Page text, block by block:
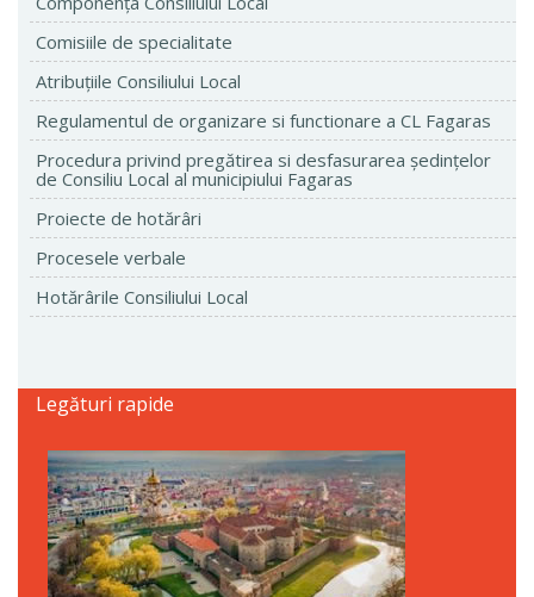
Comisiile de specialitate
Atribuţiile Consiliului Local
Regulamentul de organizare si functionare a CL Fagaras
Procedura privind pregătirea si desfasurarea ședințelor
de Consiliu Local al municipiului Fagaras
Proiecte de hotărâri
Procesele verbale
Hotărârile Consiliului Local
Legături rapide